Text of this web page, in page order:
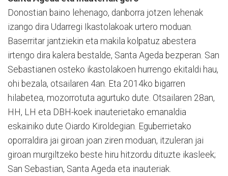
Donostian baino lehenago, danborra jotzen lehenak
izango dira Udarregi Ikastolakoak urtero moduan.
Baserritar jantziekin eta makila kolpatuz abestera
irtengo dira kalera bestalde, Santa Ageda bezperan. San
Sebastianen osteko ikastolakoen hurrengo ekitaldi hau,
ohi bezala, otsailaren 4an. Eta 2014ko bigarren
hilabetea, mozorrotuta agurtuko dute. Otsailaren 28an,
HH, LH eta DBH-koek inauterietako emanaldia
eskainiko dute Oiardo Kiroldegian. Eguberrietako
oporraldira jai giroan joan ziren moduan, itzuleran jai
giroan murgiltzeko beste hiru hitzordu dituzte ikasleek;
San Sebastian, Santa Ageda eta inauteriak.